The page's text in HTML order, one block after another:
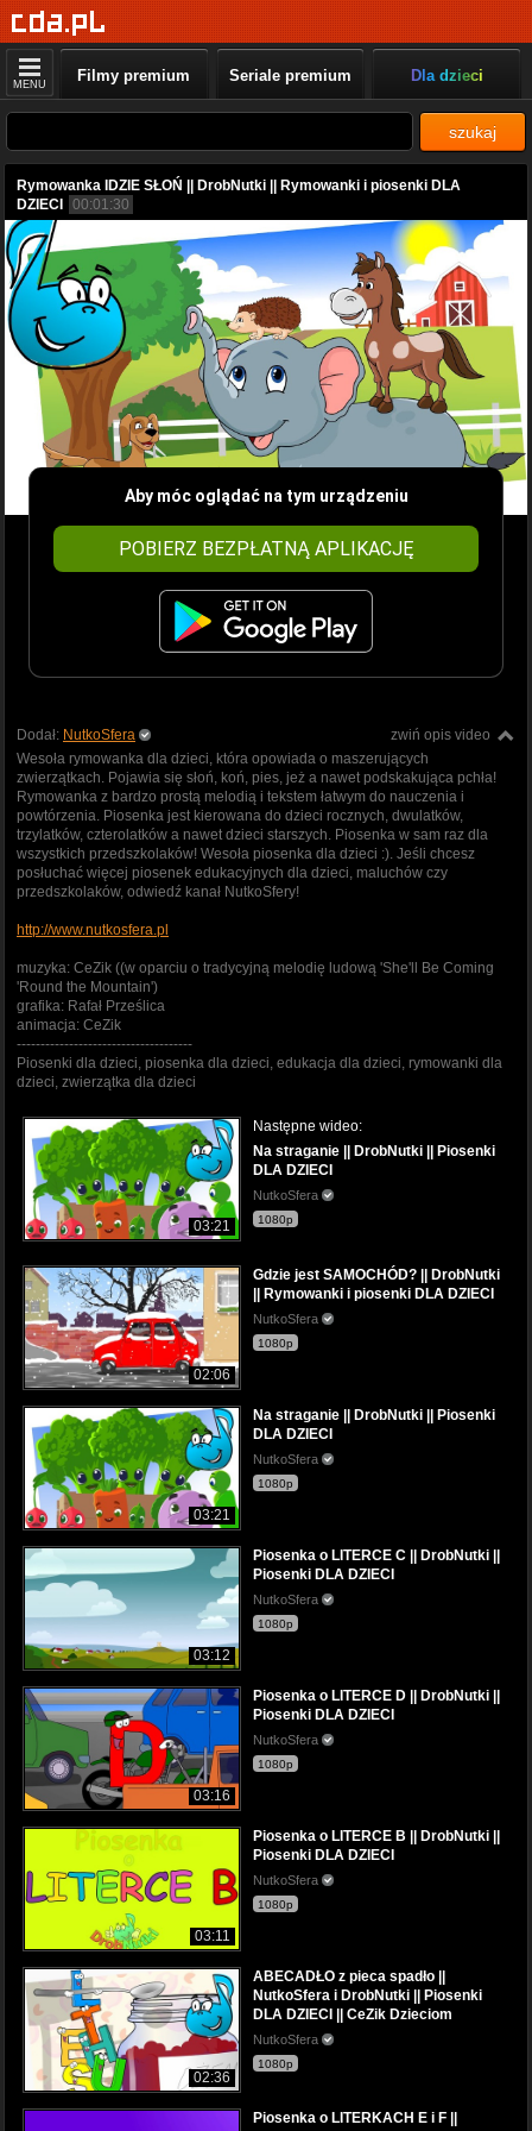
MENU Filmy premium Seriale premium Dla dzieci
szukaj
Rymowanka IDZIE SŁOŃ || DrobNutki || Rymowanki i piosenki DLA
DZIECI
00:01:30
Aby móc oglądać na tym urządzeniu
POBIERZ BEZPŁATNĄ APLIKACJĘ
zwiń opis video
Dodał: NutkoSfera
Wesoła rymowanka dla dzieci, która opowiada o maszerujących
zwierzątkach. Pojawia się słoń, koń, pies, jeż a nawet podskakująca pchła!
Rymowanka z bardzo prostą melodią i tekstem łatwym do nauczenia i
powtórzenia. Piosenka jest kierowana do dzieci rocznych, dwulatków,
trzylatków, czterolatków a nawet dzieci starszych. Piosenka w sam raz dla
wszystkich przedszkolaków! Wesoła piosenka dla dzieci :). Jeśli chcesz
posłuchać więcej piosenek edukacyjnych dla dzieci, maluchów czy
przedszkolaków, odwiedź kanał NutkoSfery!
http://www.nutkosfera.pl
muzyka: CeZik ((w oparciu o tradycyjną melodię ludową 'She'll Be Coming
'Round the Mountain')
grafika: Rafał Prześlica
animacja: CeZik
-------------------------------------
Piosenki dla dzieci, piosenka dla dzieci, edukacja dla dzieci, rymowanki dla
dzieci, zwierzątka dla dzieci
03:21
Następne wideo:
Na straganie || DrobNutki || Piosenki
DLA DZIECI
NutkoSfera
1080p
02:06
Gdzie jest SAMOCHÓD? || DrobNutki
|| Rymowanki i piosenki DLA DZIECI
NutkoSfera
1080p
03:21
Na straganie || DrobNutki || Piosenki
DLA DZIECI
NutkoSfera
1080p
03:12
Piosenka o LITERCE C || DrobNutki ||
Piosenki DLA DZIECI
NutkoSfera
1080p
03:16
Piosenka o LITERCE D || DrobNutki ||
Piosenki DLA DZIECI
NutkoSfera
1080p
03:11
Piosenka o LITERCE B || DrobNutki ||
Piosenki DLA DZIECI
NutkoSfera
1080p
02:36
ABECADŁO z pieca spadło ||
NutkoSfera i DrobNutki || Piosenki
DLA DZIECI || CeZik Dzieciom
NutkoSfera
1080p
Piosenka o LITERKACH E i F ||